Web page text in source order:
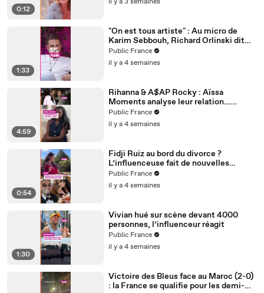
0:12
1:33
"On est tous artiste" : Au micro de
Karim Sebbouh, Richard Orlinski dit
tout au Public
Public France
il y a 4 semaines
4:59
Rihanna & A$AP Rocky : Aïssa
Moments analyse leur relation…
Couple toxique ? Rihanna serait-elle
malheureuse ?
Public France
il y a 4 semaines
0:54
Fidji Ruiz au bord du divorce ?
L’influenceuse fait de nouvelles
confidences
Public France
il y a 4 semaines
1:30
Vivian hué sur scène devant 4000
personnes, l’influenceur réagit
Public France
il y a 4 semaines
Victoire des Bleus face au Maroc (2-0)
: la France se qualifie pour les demi-